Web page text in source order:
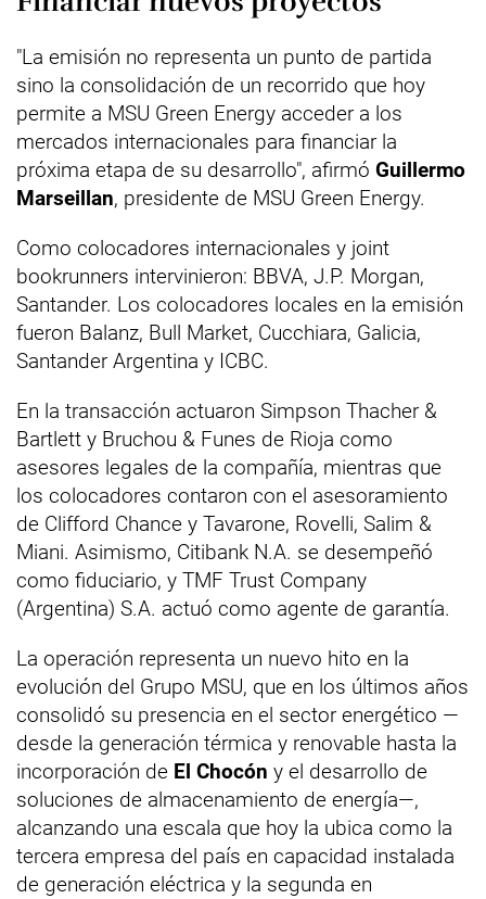
"La emisión no representa un punto de partida
sino la consolidación de un recorrido que hoy
permite a MSU Green Energy acceder a los
mercados internacionales para financiar la
próxima etapa de su desarrollo", afirmó Guillermo
Marseillan, presidente de MSU Green Energy.
Como colocadores internacionales y joint
bookrunners intervinieron: BBVA, J.P. Morgan,
Santander. Los colocadores locales en la emisión
fueron Balanz, Bull Market, Cucchiara, Galicia,
Santander Argentina y ICBC.
En la transacción actuaron Simpson Thacher &
Bartlett y Bruchou & Funes de Rioja como
asesores legales de la compañía, mientras que
los colocadores contaron con el asesoramiento
de Clifford Chance y Tavarone, Rovelli, Salim &
Miani. Asimismo, Citibank N.A. se desempeñó
como fiduciario, y TMF Trust Company
(Argentina) S.A. actuó como agente de garantía.
La operación representa un nuevo hito en la
evolución del Grupo MSU, que en los últimos años
consolidó su presencia en el sector energético —
desde la generación térmica y renovable hasta la
incorporación de El Chocón y el desarrollo de
soluciones de almacenamiento de energía—,
alcanzando una escala que hoy la ubica como la
tercera empresa del país en capacidad instalada
de generación eléctrica y la segunda en